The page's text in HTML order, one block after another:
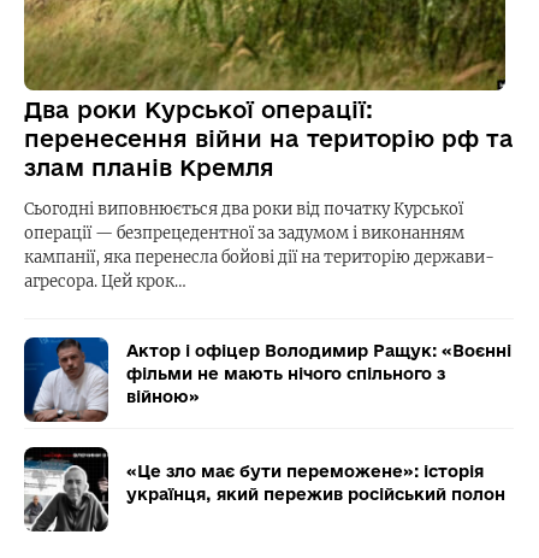
Два роки Курської операції:
перенесення війни на територію рф та
злам планів Кремля
Сьогодні виповнюється два роки від початку Курської
операції — безпрецедентної за задумом і виконанням
кампанії, яка перенесла бойові дії на територію держави-
агресора. Цей крок…
Актор і офіцер Володимир Ращук: «Воєнні
фільми не мають нічого спільного з
війною»
«Це зло має бути переможене»: історія
українця, який пережив російський полон